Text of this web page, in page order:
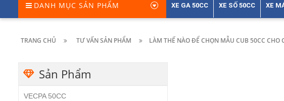
DANH MỤC SẢN PHẨM XE GA 50CC XE SỐ 50CC XE
TRANG CHỦ TƯ VẤN SẢN PHẨM LÀM THẾ NÀO ĐỂ CHỌN MẪU CUB 50CC CHO
Sản Phẩm
VECPA 50CC